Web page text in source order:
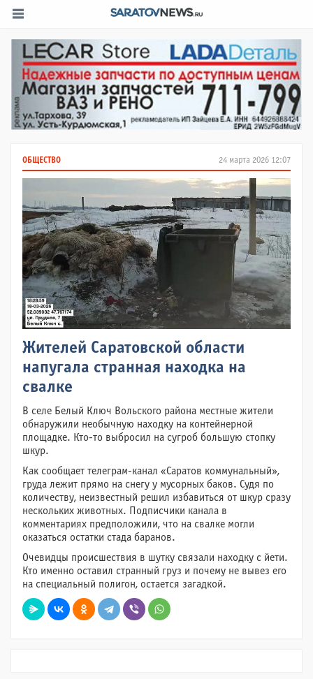
24 марта 2026 12:07
ОБЩЕСТВО
Жителей Саратовской области
напугала странная находка на
свалке
В селе Белый Ключ Вольского района местные жители
обнаружили необычную находку на контейнерной
площадке. Кто-то выбросил на сугроб большую стопку
шкур.
Как сообщает телеграм-канал «Саратов коммунальный»,
груда лежит прямо на снегу у мусорных баков. Судя по
количеству, неизвестный решил избавиться от шкур сразу
нескольких животных. Подписчики канала в
комментариях предположили, что на свалке могли
оказаться остатки стада баранов.
Очевидцы происшествия в шутку связали находку с йети.
Кто именно оставил странный груз и почему не вывез его
на специальный полигон, остается загадкой.